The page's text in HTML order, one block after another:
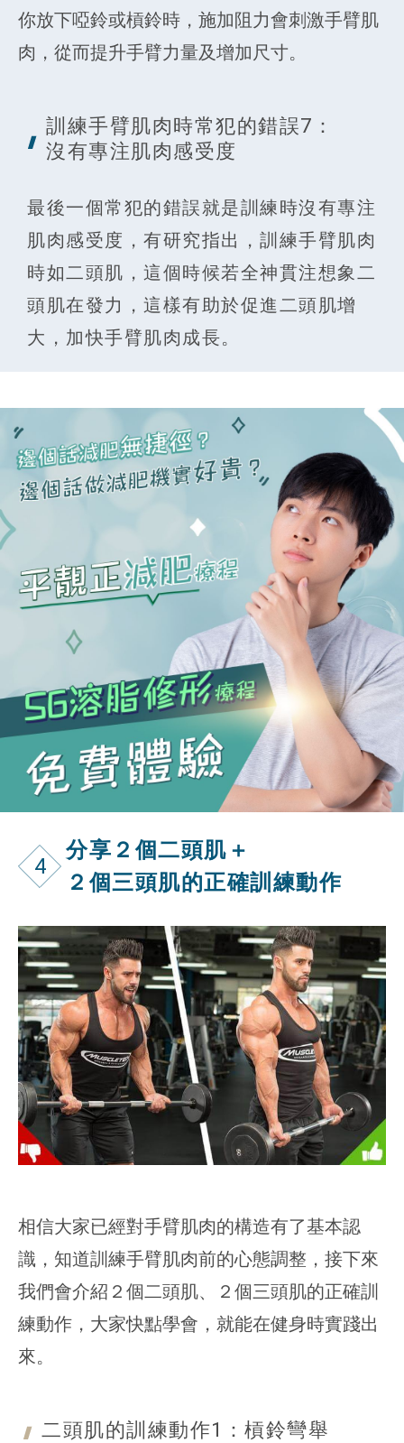
你放下啞鈴或槓鈴時，施加阻力會刺激手臂肌
肉，從而提升手臂力量及增加尺寸。
訓練手臂肌肉時常犯的錯誤7：
沒有專注肌肉感受度
最後一個常犯的錯誤就是訓練時沒有專注
肌肉感受度，有研究指出，訓練手臂肌肉
時如二頭肌，這個時候若全神貫注想象二
頭肌在發力，這樣有助於促進二頭肌增
大，加快手臂肌肉成長。
4
分享２個二頭肌＋
２個三頭肌的正確訓練動作
相信大家已經對手臂肌肉的構造有了基本認
識，知道訓練手臂肌肉前的心態調整，接下來
我們會介紹２個二頭肌、２個三頭肌的正確訓
練動作，大家快點學會，就能在健身時實踐出
來。
二頭肌的訓練動作1： 槓鈴彎舉